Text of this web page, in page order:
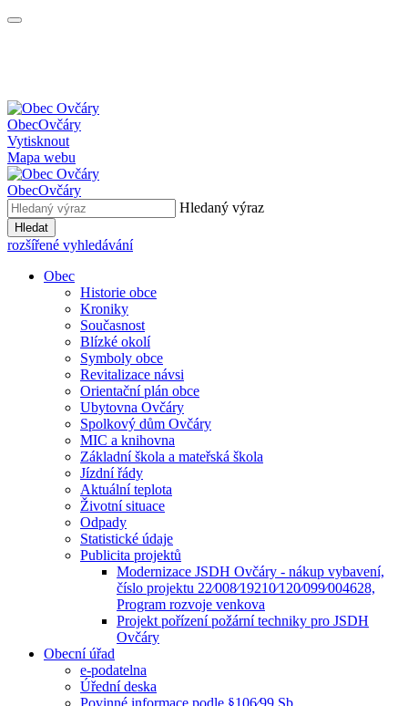
ObecOvčáry
Vytisknout
Mapa webu
ObecOvčáry
Hledaný výraz
Hledat
rozšířené vyhledávání
Obec
Historie obce
Kroniky
Současnost
Blízké okolí
Symboly obce
Revitalizace návsi
Orientační plán obce
Ubytovna Ovčáry
Spolkový dům Ovčáry
MIC a knihovna
Základní škola a mateřská škola
Jízdní řády
Aktuální teplota
Životní situace
Odpady
Statistické údaje
Publicita projektů
Modernizace JSDH Ovčáry - nákup vybavení,
číslo projektu 22⁄008⁄19210⁄120⁄099⁄004628,
Program rozvoje venkova
Projekt pořízení požární techniky pro JSDH
Ovčáry
Obecní úřad
e-podatelna
Úřední deska
Povinné informace podle §106⁄99 Sb.